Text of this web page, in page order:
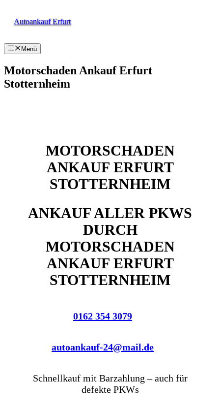
InhaltAutoankauf Erfurt
Menü
Motorschaden Ankauf Erfurt
Stotternheim
MOTORSCHADEN
ANKAUF ERFURT
STOTTERNHEIM
ANKAUF ALLER PKWS
DURCH
MOTORSCHADEN
ANKAUF ERFURT
STOTTERNHEIM
0162 354 3079
autoankauf-24@mail.de
Schnellkauf mit Barzahlung – auch für
defekte PKWs